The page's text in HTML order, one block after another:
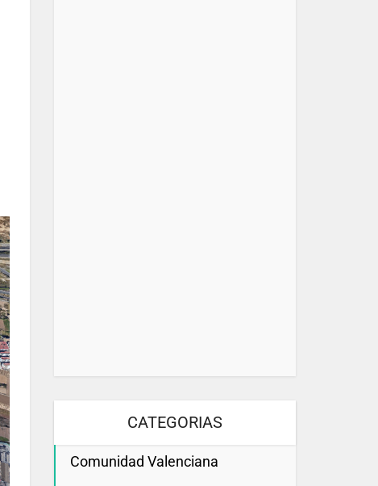
CATEGORIAS
Comunidad Valenciana